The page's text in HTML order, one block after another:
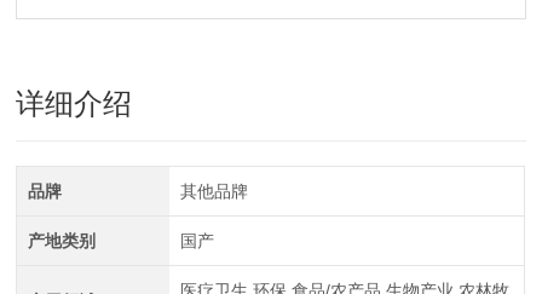
详细介绍
品牌 其他品牌
产地类别 国产